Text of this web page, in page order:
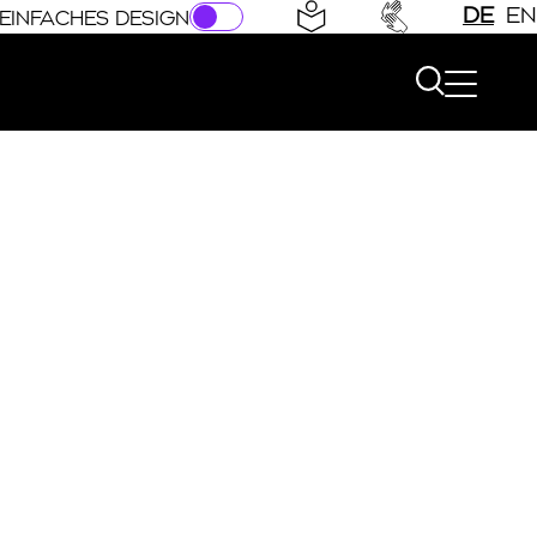
EINFACHES DESIGN DE EN